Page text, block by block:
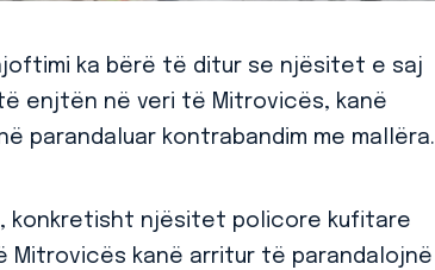
ka bërë të ditur se njësitet e saj
enjtën në veri të Mitrovicës, kanë
parandaluar kontrabandim me mallëra.
konkretisht njësitet policore kufitare
Mitrovicës kanë arritur të parandalojnë